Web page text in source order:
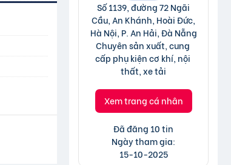
Số 1139, đường 72 Ngãi
Cầu, An Khánh, Hoài Đức,
Hà Nội, P. An Hải, Đà Nẵng
Chuyên sản xuất, cung
cấp phụ kiện cơ khí, nội
thất, xe tải
Xem trang cá nhân
Đã đăng 10 tin
Ngày tham gia:
15-10-2025